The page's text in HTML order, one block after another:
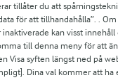
Om Arla
Nyheter & press
Jobb & karriär
Kontakta oss
tillåter du att
för att tillhandahålla”. .
kan visst
till denna meny för att
Visa syften längst ned på
Dina val kommer att